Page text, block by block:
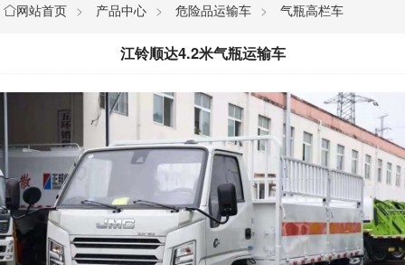
网站首页 > 产品中心 > 危险品运输车 > 气瓶高栏车
江铃顺达4.2米气瓶运输车